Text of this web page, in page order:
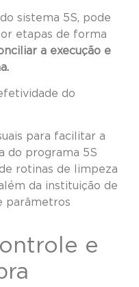
sistema 5S, pode
etapas de forma
a execução e
do
para facilitar a
do programa 5S
rotinas de limpeza
da instituição de
parâmetros
e